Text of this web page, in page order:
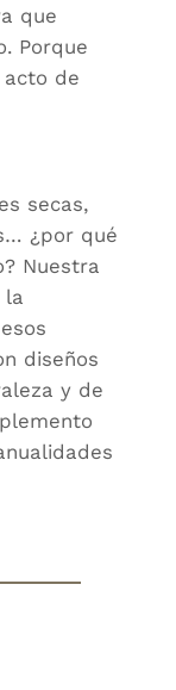
que
Porque
de
secas,
¿por qué
Nuestra
la
diseños
y de